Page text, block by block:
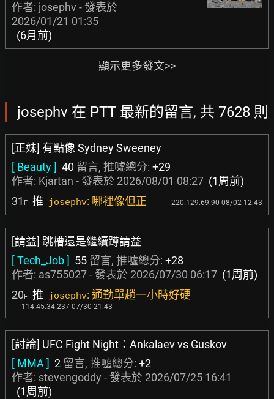
作者: josephv - 發表於
2026/01/21 01:35
(6月前)
顯示更多發文>>
josephv 在 PTT 最新的留言, 共 7628 則
[正妹] 有點像 Sydney Sweeney
[ Beauty ] 40 留言, 推噓總分: +29
作者: Kjartan - 發表於 2026/08/01 08:27 (1周前)
31 F 推 josephv: 哪裡像但正 220.129.69.90 08/02 12:43
[請益] 跳槽還是繼續蹲請益
[ Tech_Job ] 55 留言, 推噓總分: +28
作者: as755027- 發表於 2026/07/30 06:17 (1周前)
20F 推 josephv: 通勤單趟一小時好硬
114.45.34.237 07/30 21:43
[討論] UFC Fight Night：Ankalaev vs Guskov
[ MMA ] 2 留言, 推噓總分: +2
作者: stevengoddy - 發表於 2026/07/25 16:41
(1周前)